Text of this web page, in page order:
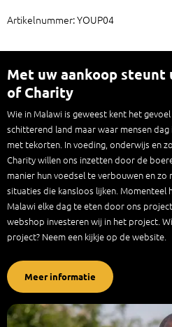
Artikelnummer: YOUP04
Met uw aankoop
of Charity
Wie in Malawi is geweest kent het
schitterend land maar waar mensen
met tekorten. In voeding, onderwijs en
Charity willen ons inzetten door de
manier hun voedsel te verbouwen en zo
situaties die kansloos lijken. Momenteel
Malawi elke dag te eten door ons
webshop investeren wij in het project.
project? Neem een kijkje op de website.
Meer informatie